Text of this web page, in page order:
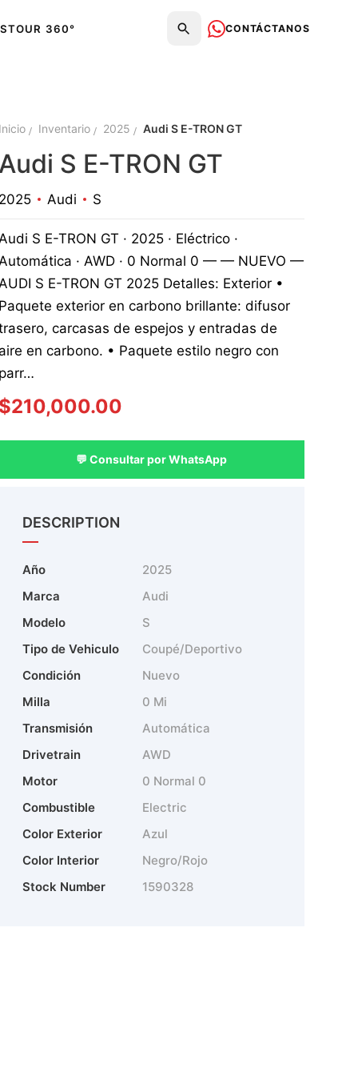
TOUR 360° CONTÁCTANOS
Inicio Inventario 2025 Audi S E-TRON GT
Audi S E-TRON GT
2025 Audi S
S E-TRON GT · 2025 · Eléctrico ·
· AWD · 0 Normal 0 — — NUEVO —
S E-TRON GT 2025 Detalles: Exterior •
Paquete exterior en carbono brillante: difusor
carcasas de espejos y entradas de
aire en carbono. • Paquete estilo negro con
parr…
$210,000.00
💬 Consultar por WhatsApp
DESCRIPTION
Año
2025
Marca
Audi
Modelo
S
Tipo de Vehiculo
Coupé/Deportivo
Condición
Nuevo
Milla
0 Mi
Transmisión
Automática
Drivetrain
AWD
Motor
0 Normal 0
Combustible
Electric
Color Exterior
Azul
Color Interior
Negro/Rojo
Stock Number
1590328